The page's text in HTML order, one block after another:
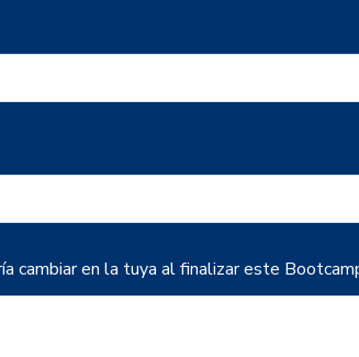
cambiar en la tuya al finalizar este